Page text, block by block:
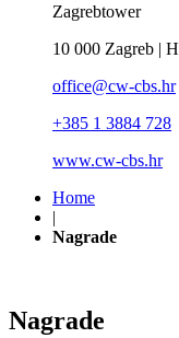
Zagrebtower
10 000 Zagreb |
office@cw-cbs.hr
+385 1 3884 728
www.cw-cbs.hr
Home
|
Nagrade
Nagrade